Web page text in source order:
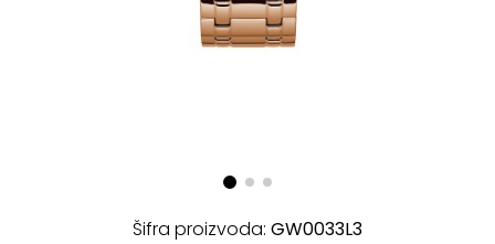
Šifra proizvoda: GW0033L3